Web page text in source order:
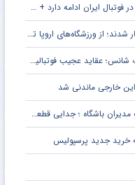
ایران ادامه دارد + جزئیات
ورزشگاه‌های اروپا تا جام جهانی
عقاید عجیب فوتبالیست‌ها!
خارجی ماندنی شد
باشگاه ؛ جدایی قطعی است !
خرید جدید پرسپولیس